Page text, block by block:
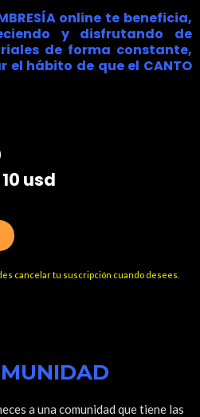
online te beneficia,
y disfrutando de
de forma constante,
hábito de que el CANTO
usd
cancelar tu suscripción cuando desees.
a una comunidad que tiene las